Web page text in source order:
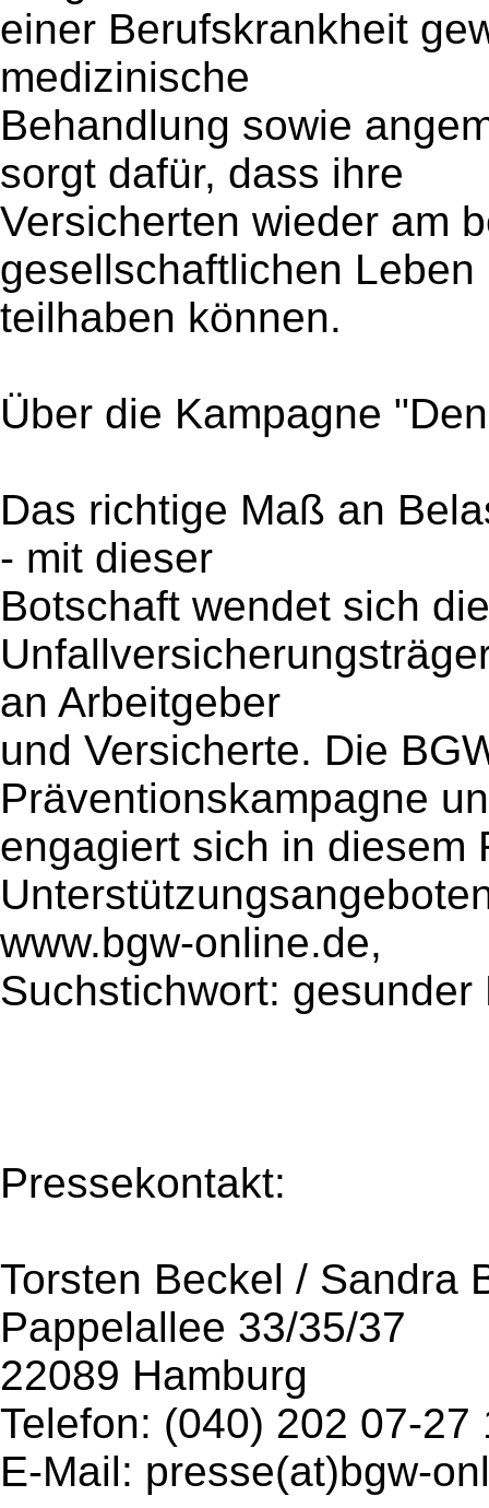
einer Berufskrankheit
medizinische
Behandlung sowie
sorgt dafür, dass ihre
Versicherten wieder am
gesellschaftlichen Leben
teilhaben können.
Über die Kampagne
Das richtige Maß an
- mit dieser
Botschaft wendet sich
an Arbeitgeber
und Versicherte. Die
Präventionskampagne
engagiert sich in diesem
www.bgw-online.de,
Suchstichwort: gesunder
Pressekontakt:
Torsten Beckel / Sandra
Pappelallee 33/35/37
22089 Hamburg
Telefon: (040) 202 07-27
E-Mail: presse(at)bgw-